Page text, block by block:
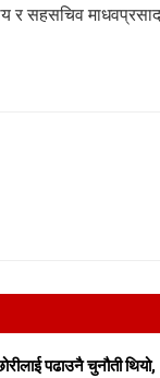
र सहसचिव माधवप्रसाद
पढाउनै चुनौती थियो,